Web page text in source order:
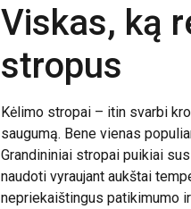
Viskas, ką
stropus
Kėlimo stropai – itin svarbi
saugumą. Bene vienas
Grandininiai stropai puikiai
naudoti vyraujant aukštai
nepriekaištingus patikimumo